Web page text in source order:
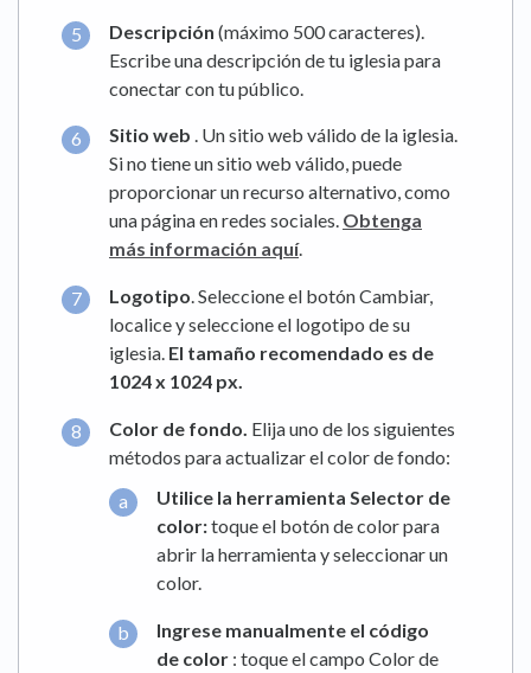
Descripción (máximo 500 caracteres).
Escribe una descripción de tu iglesia para
conectar con tu público.
Sitio web . Un sitio web válido de la iglesia.
Si no tiene un sitio web válido, puede
proporcionar un recurso alternativo, como
una página en redes sociales. Obtenga
más información aquí.
Logotipo. Seleccione el botón Cambiar,
localice y seleccione el logotipo de su
iglesia. El tamaño recomendado es de
1024 x 1024 px.
Color de fondo. Elija uno de los siguientes
métodos para actualizar el color de fondo:
Utilice la herramienta Selector de
color:toque el botón de color para
abrir la herramienta y seleccionar un
color.
Ingrese manualmente el código
de color : toque el campo Color de